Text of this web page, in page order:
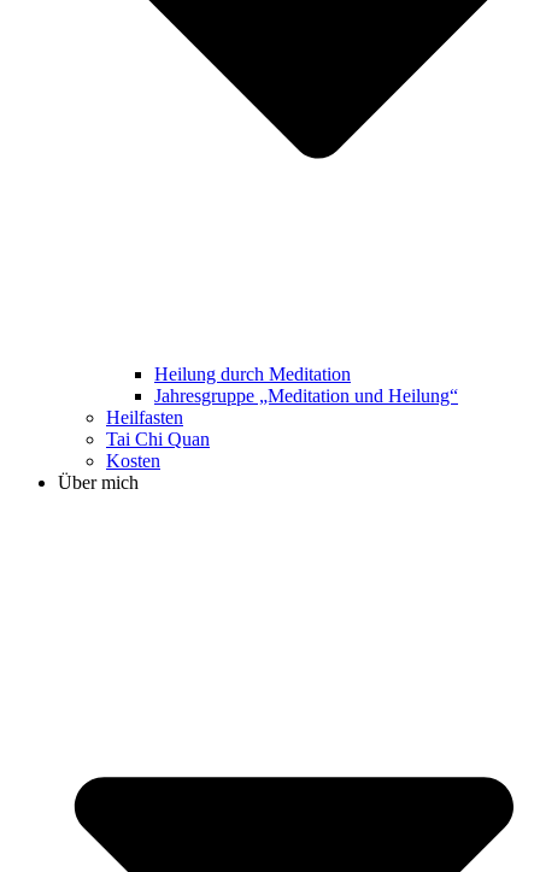
Heilung durch Meditation
Jahresgruppe „Meditation und Heilung“
Heilfasten
Tai Chi Quan
Kosten
Über mich